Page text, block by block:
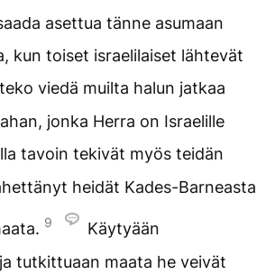
asettua tänne asumaan
kun toiset israelilaiset lähtevät
viedä muilta halun jatkaa
jonka Herra on Israelille
tavoin tekivät myös teidän
heidät Kades-Barneasta
9
Käytyään
tutkittuaan maata he veivät